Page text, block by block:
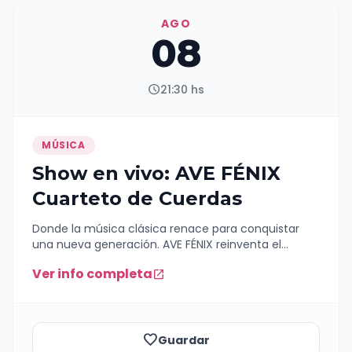
AGO
08
schedule21:30 hs
MÚSICA
Show en vivo: AVE FÉNIX
Cuarteto de Cuerdas
Donde la música clásica renace para conquistar
una nueva generación. AVE FÉNIX reinventa el
internacional donde la elegancia de la música
electrónica en una propuesta visual y sonora única.
Bajo la dirección musical de Manuel Wirzt, AVE FÉNIX
Ver info completaopen_in_new
favorite_borderGuardar